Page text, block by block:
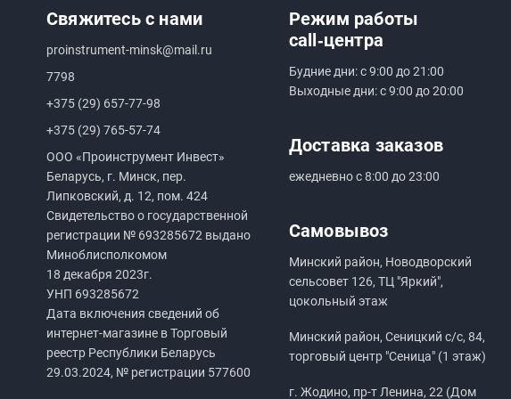
Свяжитесь с нами
proinstrument-minsk@mail.ru
7798
+375 (29) 657-77-98
+375 (29) 765-57-74
ООО «Проинструмент Инвест»
Беларусь, г. Минск, пер.
Липковский, д. 12, пом. 424
Свидетельство о государственной
регистрации № 693285672 выдано
Миноблисполкомом
18 декабря 2023г.
УНП 693285672
Дата включения сведений об
интернет-магазине в Торговый
реестр Республики Беларусь
29.03.2024, № регистрации 577600
Режим работы
call‑центра
Будние дни: с 9:00 до 21:00
Выходные дни: с 9:00 до 20:00
Доставка заказов
ежедневно с 8:00 до 23:00
Самовывоз
Минский район, Новодворский
сельсовет 126, ТЦ "Яркий",
цокольный этаж
Минский район, Сеницкий с/с, 84,
торговый центр "Сеница" (1 этаж)
г. Жодино, пр-т Ленина, 22 (Дом